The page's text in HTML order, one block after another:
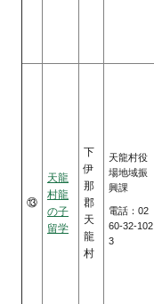
⑬
天龍
村龍
の子
留学
下
伊
那
郡
天
龍
村
天龍村役
場地域振
興課
電話：02
60-32-102
3